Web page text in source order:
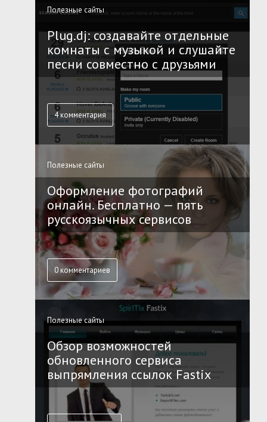
Полезные сайты
Plug.dj: создавайте отдельные
комнаты с музыкой и слушайте
песни совместно с друзьями
4 комментария
Полезные сайты
Оформление фотографий
онлайн. Бесплатно — пять
русскоязычных сервисов
0 комментариев
Полезные сайты
Обзор возможностей
обновленного сервиса
выпрямления ссылок Fastix